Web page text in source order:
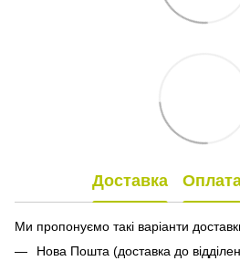
Доставка
Ми пропонуємо такі варіанти
Нова Пошта (доставка до